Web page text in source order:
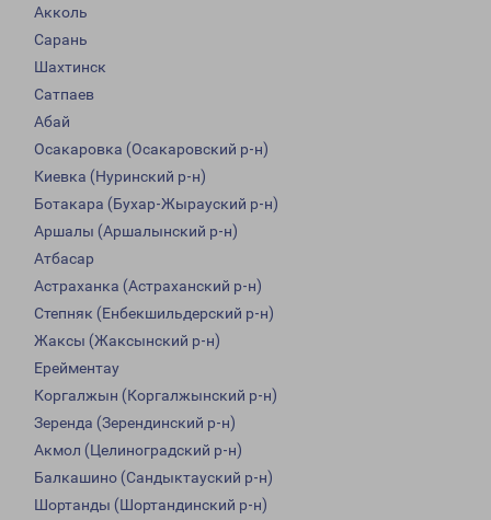
Акколь
Сарань
Шахтинск
Сатпаев
Абай
Осакаровка (Осакаровский р-н)
Киевка (Нуринский р-н)
Ботакара (Бухар-Жырауский р-н)
Аршалы (Аршалынский р-н)
Атбасар
Астраханка (Астраханский р-н)
Степняк (Енбекшильдерский р-н)
Жаксы (Жаксынский р-н)
Ерейментау
Коргалжын (Коргалжынский р-н)
Зеренда (Зерендинский р-н)
Акмол (Целиноградский р-н)
Балкашино (Сандыктауский р-н)
Шортанды (Шортандинский р-н)